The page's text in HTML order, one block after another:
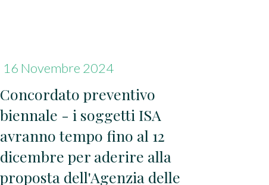
16 Novembre 2024
Concordato preventivo
biennale - i soggetti ISA
avranno tempo fino al 12
dicembre per aderire alla
proposta dell'Agenzia delle